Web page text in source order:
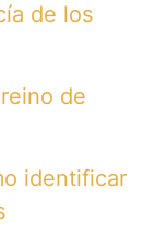
de los
de
identificar